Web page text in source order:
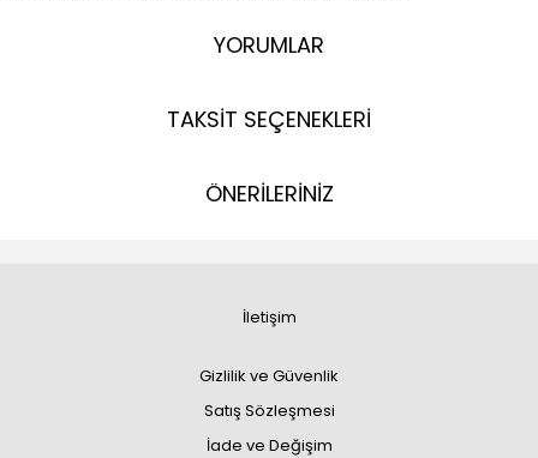
YORUMLAR
TAKSİT SEÇENEKLERİ
ÖNERİLERİNİZ
İletişim
Gizlilik ve Güvenlik
Satış Sözleşmesi
İade ve Değişim